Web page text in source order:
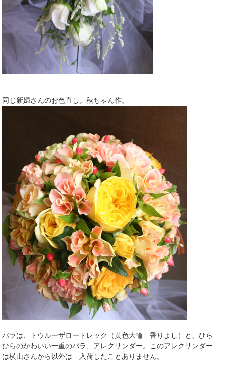
同じ新婦さんのお色直し。秋ちゃん作。
バラは、トウルーザロートレック（黄色大輪 香りよし）と、ひら
ひらのかわいい一重のバラ、アレクサンダー。このアレクサンダー
は横山さんから以外は 入荷したことありません。